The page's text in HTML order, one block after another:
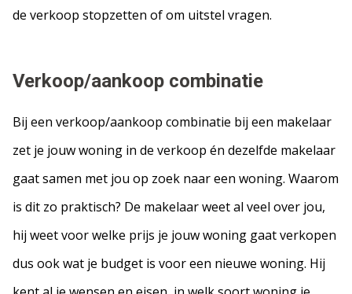
de verkoop stopzetten of om uitstel vragen.
Verkoop/aankoop combinatie
Bij een verkoop/aankoop combinatie bij een makelaar
zet je jouw woning in de verkoop én dezelfde makelaar
gaat samen met jou op zoek naar een woning. Waarom
is dit zo praktisch? De makelaar weet al veel over jou,
hij weet voor welke prijs je jouw woning gaat verkopen
dus ook wat je budget is voor een nieuwe woning. Hij